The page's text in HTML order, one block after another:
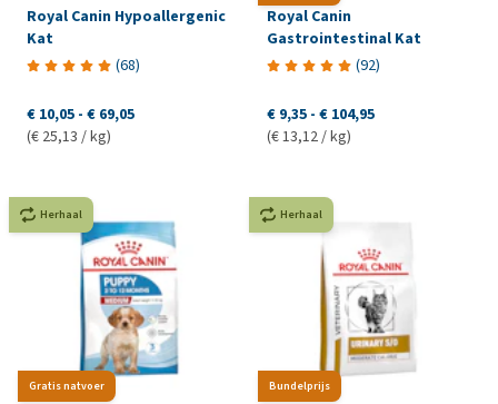
Royal Canin Hypoallergenic
Kat
(68)
€ 10,05 - € 69,05
(€ 25,13 / kg)
Royal Canin
Gastrointestinal Kat
(92)
€ 9,35 - € 104,95
(€ 13,12 / kg)
Gratis natvoer
Herhaal
Bundelprijs
Herhaal